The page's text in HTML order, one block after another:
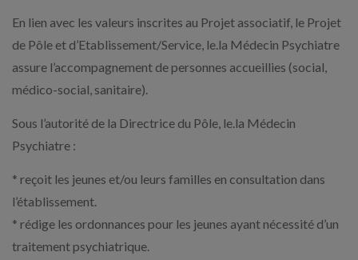
En lien avec les valeurs inscrites au Projet associatif, le Projet
de Pôle et d’Etablissement/Service, le.la Médecin Psychiatre
assure l’accompagnement de personnes accueillies (social,
médico-social, sanitaire).
Sous l’autorité de la Directrice du Pôle, le.la Médecin
Psychiatre :
* reçoit les jeunes et/ou leurs familles en consultation dans
l’établissement.
* rédige les ordonnances pour les jeunes ayant nécessité d’un
traitement psychiatrique.